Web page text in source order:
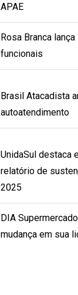
APAE
Rosa Branca
funcionais
Brasil Atacadista
autoatendimento
UnidaSul destaca
relatório de
2025
DIA
mudança em sua